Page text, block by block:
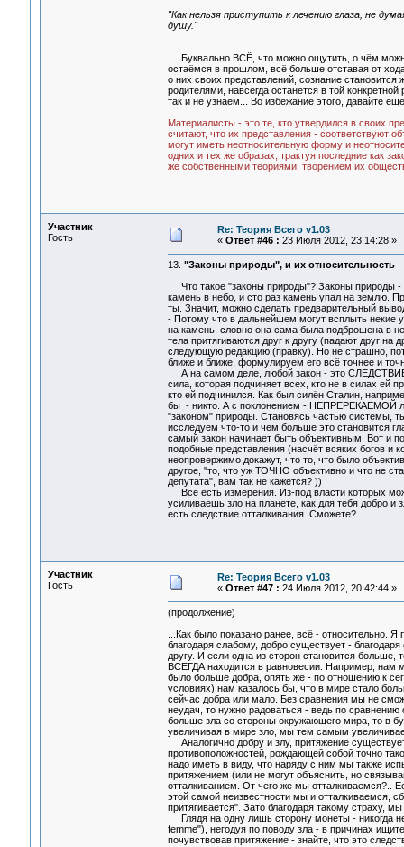
"Как нельзя приступить к лечению глаза, не
душу."
Буквально ВСЁ, что можно ощутить, о чём
остаёмся в прошлом, всё больше отставая от
о них своих представлений, сознание
родителями, навсегда останется в той
так и не узнаем... Во избежание этого, давайте
Материалисты - это те, кто утвердился в своих
считают, что их представления - соответствуют
могут иметь неотносительную форму и
одних и тех же образах, трактуя последние как
же собственными теориями, творением их
Участник
Гость
Re: Теория Всего v1.03
« Ответ #46 : 23 Июля 2012, 23:14:28 »
13. "Законы природы", и их относительность
Что такое "законы природы"? Законы природы -
камень в небо, и сто раз камень упал на землю.
ты. Значит, можно сделать предварительный
- Потому что в дальнейшем могут всплыть некие
на камень, словно она сама была подброшена в
тела притягиваются друг к другу (падают друг
следующую редакцию (правку). Но не страшно,
ближе и ближе, формулируем его всё точнее и
А на самом деле, любой закон - это СЛЕДСТВИЕ
сила, которая подчиняет всех, кто не в силах ей
кто ей подчинился. Как был силён Сталин,
бы - никто. А с поклонением - НЕПРЕРЕКАЕМОЙ
"законом" природы. Становясь частью системы,
исследуем что-то и чем больше это становится
самый закон начинает быть объективным. Вот и
подобные представления (насчёт всяких богов и
неопровержимо докажут, что то, что было
другое, "то, что уж ТОЧНО объективно и что не
депутата", вам так не кажется? ))
Всё есть измерения. Из-под власти которых
усиливаешь зло на планете, как для тебя добро и
есть следствие отталкивания. Сможете?..
Участник
Гость
Re: Теория Всего v1.03
« Ответ #47 : 24 Июля 2012, 20:42:44 »
(продолжение)
...Как было показано ранее, всё - относительно.
благодаря слабому, добро существует -
другу. И если одна из сторон становится больше,
ВСЕГДА находится в равновесии. Например, нам
было больше добра, опять же - по отношению к
условиях) нам казалось бы, что в мире стало
сейчас добра или мало. Без сравнения мы не
неудач, то нужно радоваться - ведь по
больше зла со стороны окружающего мира, то в
увеличивая в мире зло, мы тем самым
Аналогично добру и злу, притяжение
противоположностей, рождающей собой точно
надо иметь в виду, что наряду с ним мы также
притяжением (или не могут объяснить, но
отталкиванием. От чего же мы отталкиваемся?..
этой самой неизвестности мы и отталкиваемся,
притягивается". Зато благодаря такому страху,
Глядя на одну лишь сторону монеты - никогда
femme"), негодуя по поводу зла - в причинах
почувствовав притяжение - знайте, что это